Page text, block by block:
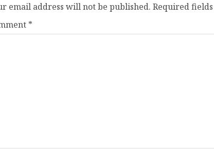
email address will not be published. Required
*